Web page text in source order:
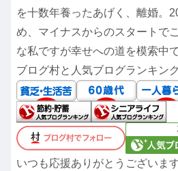
を十数年養ったあげく、離婚。
め、マイナスからのスタートで
な私ですが幸せへの道を模索中で
ブログ村と人気ブログランキン
いつも応援ありがとうございます